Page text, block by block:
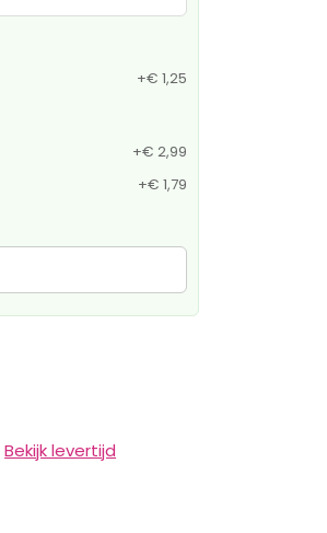
+€ 1,25
+€ 2,99
+€ 1,79
Bekijk levertijd